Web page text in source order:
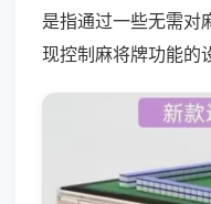
是指通过一些无需对
现控制麻将牌功能的